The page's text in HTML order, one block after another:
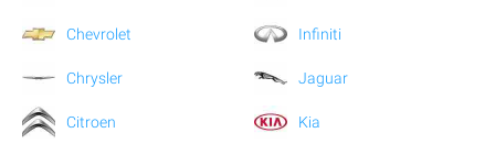
Chevrolet
Chrysler
Citroen
Infiniti
Jaguar
Kia